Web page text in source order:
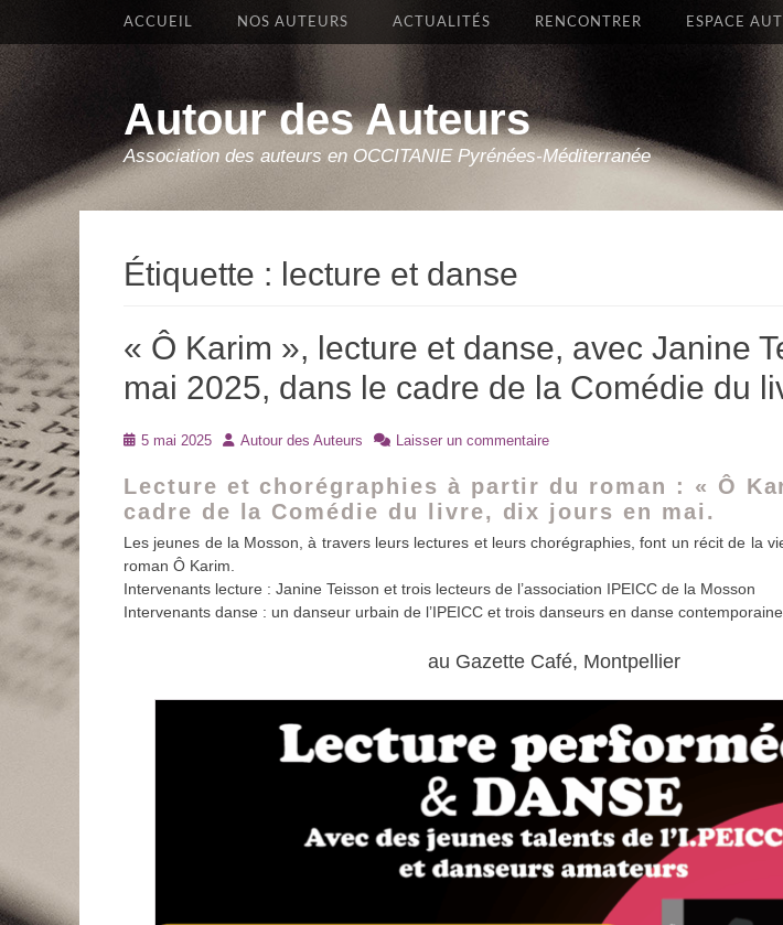
Autour des Auteurs
Association des auteurs en OCCITANIE Pyrénées-Méditerranée
Premier Menu
Aller
ACCUEIL NOS AUTEURS ACTUALITÉS RENCONTRER ESPACE
Étiquette : lecture et danse
« Ô Karim », lecture et danse, avec Janine
mai 2025, dans le cadre de la Comédie du
Posté5 mai 2025 Auteur
Autour des Auteurs Laisser un commentaire
Lecture et chorégraphies à partir du roman : « Ô
cadre de la Comédie du livre, dix jours en mai.
Les jeunes de la Mosson, à travers leurs lectures et leurs chorégraphies, font un récit de la
roman Ô Karim.
Intervenants lecture : Janine Teisson et trois lecteurs de l’association IPEICC de la Mosson
Intervenants danse : un danseur urbain de l’IPEICC et trois danseurs en danse contemporaine
au Gazette Café, Montpellier